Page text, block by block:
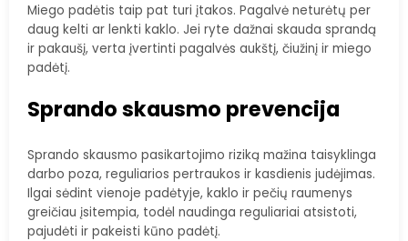
Miego padėtis taip pat turi įtakos. Pagalvė neturėtų per
daug kelti ar lenkti kaklo. Jei ryte dažnai skauda sprandą
ir pakaušį, verta įvertinti pagalvės aukštį, čiužinį ir miego
padėtį.
Sprando skausmo prevencija
Sprando skausmo pasikartojimo riziką mažina taisyklinga
darbo poza, reguliarios pertraukos ir kasdienis judėjimas.
Ilgai sėdint vienoje padėtyje, kaklo ir pečių raumenys
greičiau įsitempia, todėl naudinga reguliariai atsistoti,
pajudėti ir pakeisti kūno padėtį.